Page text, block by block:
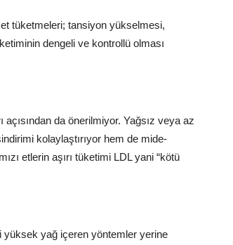
et tüketmeleri; tansiyon yükselmesi,
dengeli ve kontrollü olması
da önerilmiyor. Yağsız veya az
kolaylaştırıyor hem de mide-
etlerin aşırı tüketimi LDL yani “kötü
yüksek yağ içeren yöntemler yerine